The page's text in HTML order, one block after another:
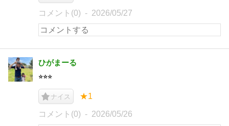
コメント(0) 2026/05/27
ひがまーる
⭐︎⭐︎⭐︎
ナイス ★1
コメント(0) 2026/05/26